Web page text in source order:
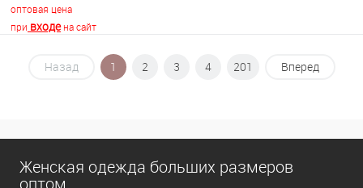
оптовая цена
при входена сайт
В корзину
Назад 1 2 3 4 201 Вперед
Женская одежда больших размеров
оптом